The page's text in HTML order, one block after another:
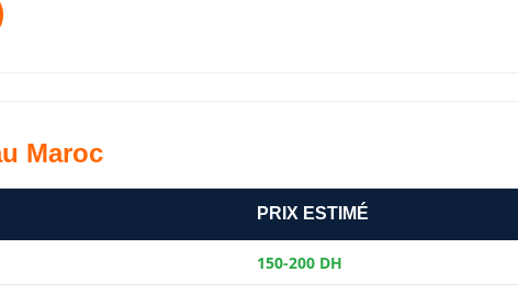
Maroc
PRIX ESTIMÉ
150-200 DH